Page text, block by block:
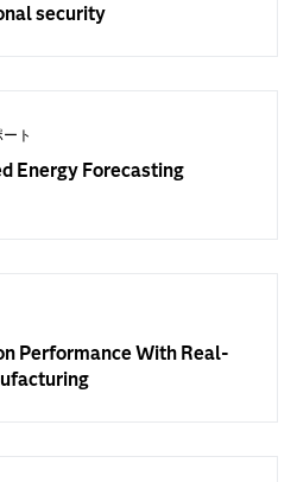
security
ト
Energy Forecasting
Performance With Real-